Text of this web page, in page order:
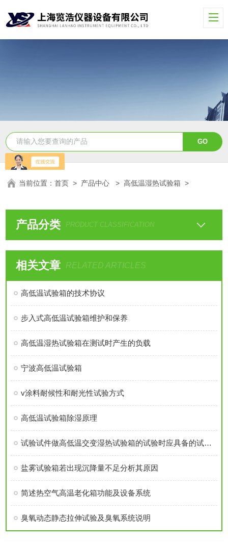
当前位置：首页 > 产品中心 >高低温湿热试验箱 >
产品分类 PRODUCT CLASSIFICATION
相关文章 RELATED ARTICLES
高低温试验箱的技术协议
步入式高低温试验箱维护和保养
高低温湿热试验箱在测试时产生的负载
宁波高低温试验箱
v涂料耐候性和耐光性试验方式
高低温试验箱除湿原理
试验试件做高低温交变湿热试验箱的试验时应具备的试验条件
盐雾试验箱若出现沉降量不足分析其原因
简述热空气高温老化箱功能及设备系统
臭氧动态静态拉伸试验及臭氧系统说明